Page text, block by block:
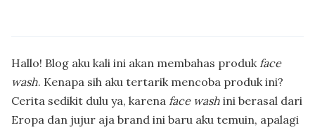
Hallo! Blog aku kali ini akan membahas produk face
wash. Kenapa sih aku tertarik mencoba produk ini?
Cerita sedikit dulu ya, karena face wash ini berasal dari
Eropa dan jujur aja brand ini baru aku temuin, apalagi